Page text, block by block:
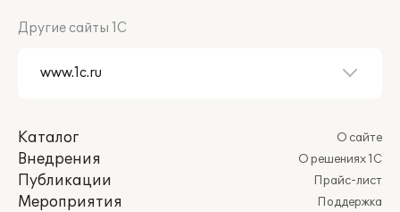
Другие сайты 1С
Каталог
Внедрения
Публикации
Мероприятия
О сайте
О решениях 1С
Прайс-лист
Поддержка